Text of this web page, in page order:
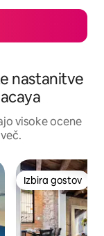
nastanitve
visoke ocene
gostov«
Izbira gostov
Izbira gostov